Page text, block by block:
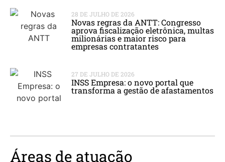
28 DE JULHO DE 2026
Novas regras da ANTT: Congresso
aprova fiscalização eletrônica, multas
milionárias e maior risco para
empresas contratantes
27 DE JULHO DE 2026
INSS Empresa: o novo portal que
transforma a gestão de afastamentos
Áreas de atuação